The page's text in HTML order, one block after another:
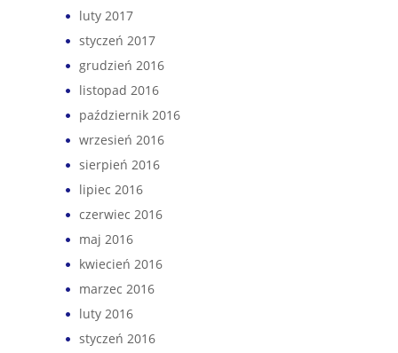
luty 2017
styczeń 2017
grudzień 2016
listopad 2016
październik 2016
wrzesień 2016
sierpień 2016
lipiec 2016
czerwiec 2016
maj 2016
kwiecień 2016
marzec 2016
luty 2016
styczeń 2016